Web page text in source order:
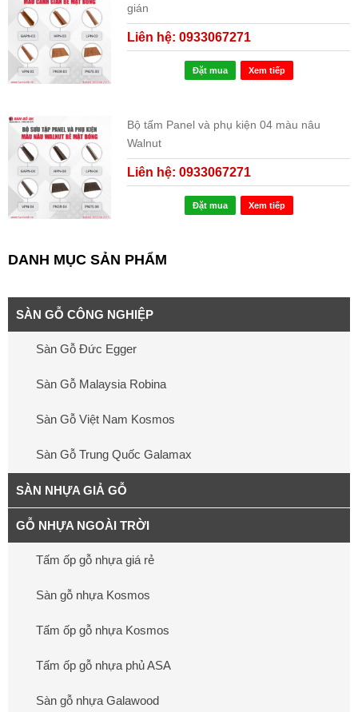
gián
Liên hệ: 0933067271
Đặt mua Xem tiếp
Bộ tấm Panel và phụ kiện 04 màu nâu
Walnut
Liên hệ: 0933067271
Đặt mua Xem tiếp
DANH MỤC SẢN PHẨM
SÀN GỖ CÔNG NGHIỆP
Sàn Gỗ Đức Egger
Sàn Gỗ Malaysia Robina
Sàn Gỗ Việt Nam Kosmos
Sàn Gỗ Trung Quốc Galamax
SÀN NHỰA GIẢ GỖ
GỖ NHỰA NGOÀI TRỜI
Tấm ốp gỗ nhựa giá rẻ
Sàn gỗ nhựa Kosmos
Tấm ốp gỗ nhựa Kosmos
Tấm ốp gỗ nhựa phủ ASA
Sàn gỗ nhựa Galawood